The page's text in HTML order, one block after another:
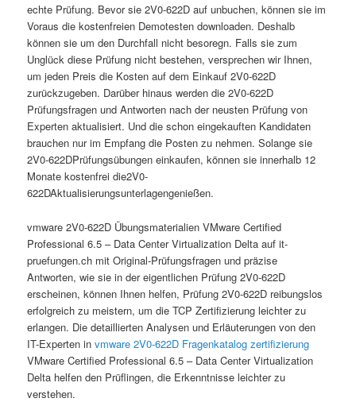
echte Prüfung. Bevor sie 2V0-622D auf unbuchen, können sie im
Voraus die kostenfreien Demotesten downloaden. Deshalb
können sie um den Durchfall nicht besoregn. Falls sie zum
Unglück diese Prüfung nicht bestehen, versprechen wir Ihnen,
um jeden Preis die Kosten auf dem Einkauf 2V0-622D
zurückzugeben. Darüber hinaus werden die 2V0-622D
Prüfungsfragen und Antworten nach der neusten Prüfung von
Experten aktualisiert. Und die schon eingekauften Kandidaten
brauchen nur im Empfang die Posten zu nehmen. Solange sie
2V0-622DPrüfungsübungen einkaufen, können sie innerhalb 12
Monate kostenfrei die2V0-
622DAktualisierungsunterlagengenießen.
vmware 2V0-622D Übungsmaterialien VMware Certified
Professional 6.5 – Data Center Virtualization Delta auf it-
pruefungen.ch mit Original-Prüfungsfragen und präzise
Antworten, wie sie in der eigentlichen Prüfung 2V0-622D
erscheinen, können Ihnen helfen, Prüfung 2V0-622D reibungslos
erfolgreich zu meistern, um die TCP Zertifizierung leichter zu
erlangen. Die detaillierten Analysen und Erläuterungen von den
IT-Experten invmware 2V0-622D Fragenkatalog zertifizierung
VMware Certified Professional 6.5 – Data Center Virtualization
Delta helfen den Prüflingen, die Erkenntnisse leichter zu
verstehen.